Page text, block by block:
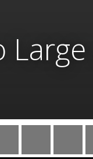
Large